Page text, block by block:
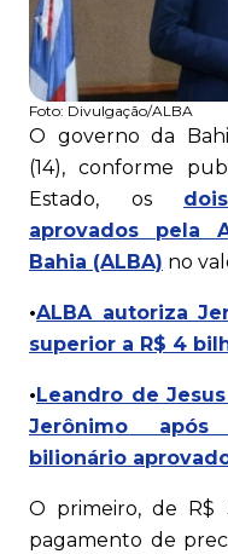
Foto: Divulgação/ALBA
O governo da
(14), conforme
Estado, os
aprovados pela
Bahia (ALBA) no
•ALBA autoriza
superior a R$ 4
• Leandro de
Jerônimo
bilionário
O primeiro, de R$
pagamento de